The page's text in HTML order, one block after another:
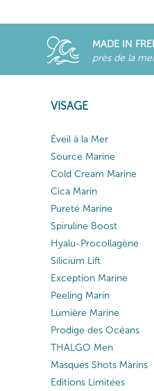
MADE IN
près de la
VISAGE
Éveil à la Mer
Source Marine
Cold Cream Marine
Cica Marin
Pureté Marine
Spiruline Boost
Hyalu-Procollagène
Silicium Lift
Exception Marine
Peeling Marin
Lumière Marine
Prodige des Océans
THALGO Men
Masques Shots Marins
Editions Limitées